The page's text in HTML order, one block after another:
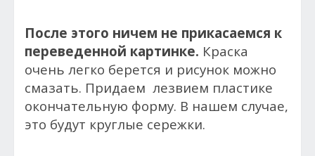
После этого ничем не прикасаемся к
переведенной картинке. Краска
очень легко берется и рисунок можно
смазать. Придаем лезвием пластике
окончательную форму. В нашем случае,
это будут круглые сережки.